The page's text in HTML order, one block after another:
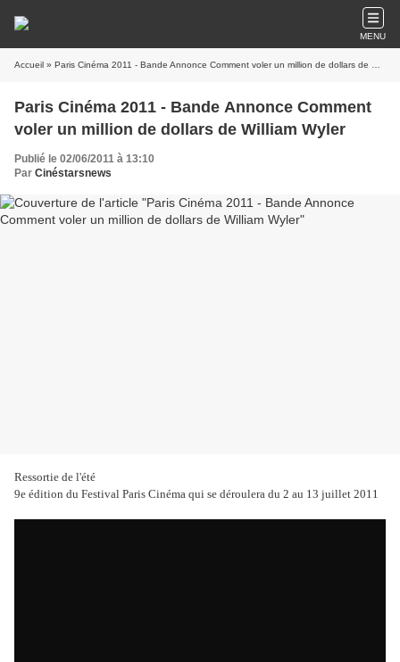
MENU
Accueil » Paris Cinéma 2011 - Bande Annonce Comment voler un million de dollars de William Wyler
Paris Cinéma 2011 - Bande Annonce Comment
voler un million de dollars de William Wyler
Publié le 02/06/2011 à 13:10
Par Cinéstarsnews
Ressortie de l'été
9e édition du Festival Paris Cinéma qui se déroulera du 2 au 13 juillet 2011